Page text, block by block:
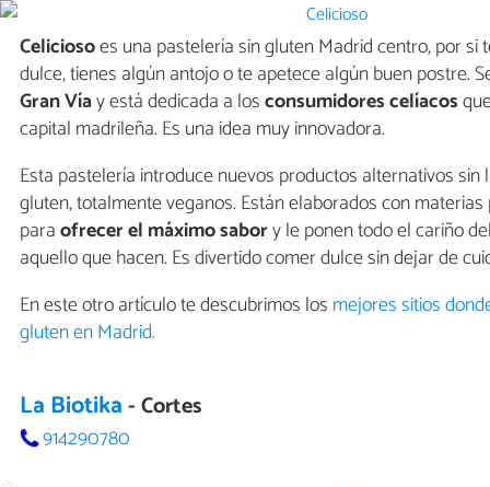
Celiciosoes una pastelería sin gluten Madrid centro, por si
dulce, tienes algún antojo o te apetece algún buen postre.
Gran Víay está dedicada a losconsumidores celíacos
capital madrileña. Es una idea muy innovadora.
Esta pastelería introduce nuevos productos alternativos sin
gluten, totalmente veganos. Están elaborados con
paraofrecer el máximo sabory le ponen todo el cariño
aquello que hacen. Es divertido comer dulce sin dejar de
En este otro artículo te descubrimos los mejores sitios
gluten en Madrid.
La Biotika- Cortes
914290780